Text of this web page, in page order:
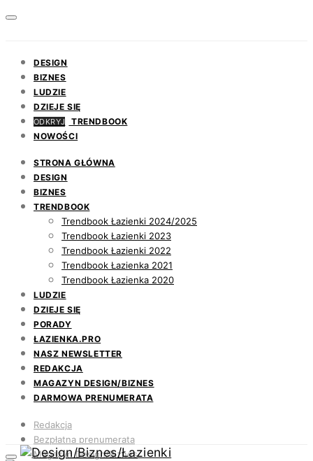
DESIGN
BIZNES
LUDZIE
DZIEJE SIĘ
ODKRYJ
TRENDBOOK
NOWOŚCI
STRONA GŁÓWNA
DESIGN
BIZNES
TRENDBOOK
Trendbook Łazienki 2024/2025
Trendbook Łazienki 2023
Trendbook Łazienki 2022
Trendbook Łazienka 2021
Trendbook Łazienka 2020
LUDZIE
DZIEJE SIĘ
PORADY
ŁAZIENKA.PRO
NASZ NEWSLETTER
REDAKCJA
MAGAZYN DESIGN/BIZNES
DARMOWA PRENUMERATA
Redakcja
Bezpłatna prenumerata
Magazyn Design/Biznes